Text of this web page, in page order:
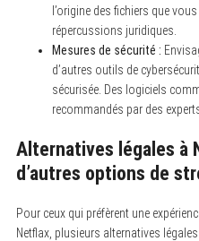
l’origine des fichiers que
répercussions juridiques.
Mesures de sécurité :
d’autres outils de
sécurisée. Des logiciels
recommandés par des
Alternatives légales à
d’autres options de
Pour ceux qui préfèrent une
Netflax, plusieurs alternatives